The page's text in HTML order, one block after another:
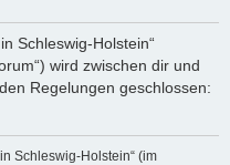
h
Schleswig-Holstein“
wird zwischen dir und
Regelungen geschlossen:
Schleswig-Holstein“ (im